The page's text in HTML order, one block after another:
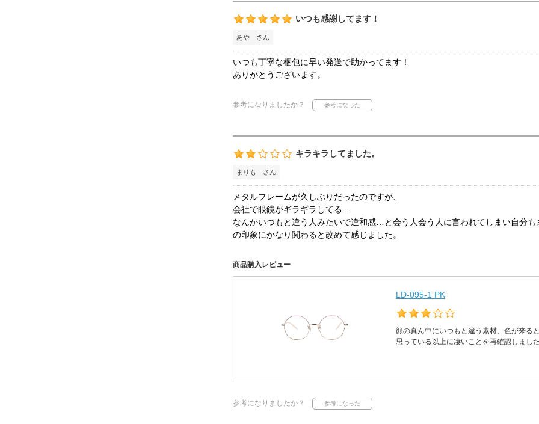
いつも感謝してます！
あや さん
いつも丁寧な梱包に早い発送で助かってます！
ありがとうございます。
参考になりましたか？
キラキラしてました。
まりも さん
メタルフレームが久しぶりだったのですが、
会社で眼鏡がギラギラしてる…
なんかいつもと違う人みたいで違和感…と会う人会う人に言われてしまい自分も
の印象にかなり関わると改めて感じました。
商品購入レビュー
LD-095-1 PK
顔の真ん中にいつもと違う素材、色が来る
思っている以上に凄いことを再確認しまし
参考になりましたか？